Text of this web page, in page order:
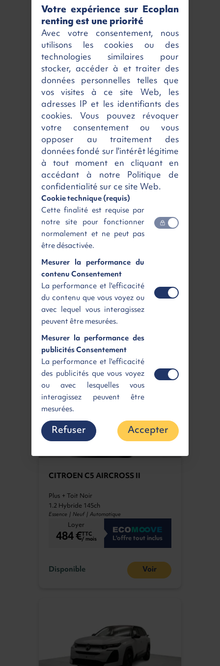
Notre exclusivité :
le Retour Gagnant
En savoir plus
CITROEN JUMPY M CABINE
APPROFONDIE FIXE
Pack Caméra + Pack Look
2.2 Diesel 180 Boîte Auto.
Diesel | Neuf | Automatique| 3m3
Loyer
438 €HT
/ mois
Retour gagnant
6 362 €
Disponible
CITROEN C5 AIRCROSS II
Plus + Toit Noir
1.2 Hybride 145ch
Essence | Neuf | Automatique
Loyer
484 €TTC
/ mois L'offre tout inclus
Disponible Voir
Votre expérience sur Ecoplan
renting est une priorité
Avec votre consentement, nous
utilisons les cookies ou des
technologies similaires pour
stocker, accéder à et traiter des
données personnelles telles que
vos visites à ce site Web, les
adresses IP et les identifiants des
cookies. Vous pouvez révoquer
votre consentement ou vous
opposer au traitement des
données fondé sur l'intérêt légitime
à tout moment en cliquant en
accédant à notre Politique de
confidentialité sur ce site Web.
Cookie technique (requis)
Cette finalité est requise par
notre site pour fonctionner
normalement et ne peut pas
être désactivée.
Mesurer la performance du
contenu Consentement
La performance et l'efficacité
du contenu que vous voyez ou
avec lequel vous interagissez
peuvent être mesurées.
Mesurer la performance des
publicités Consentement
La performance et l'efficacité
des publicités que vous voyez
ou avec lesquelles vous
interagissez peuvent être
mesurées.
Refuser Accepter